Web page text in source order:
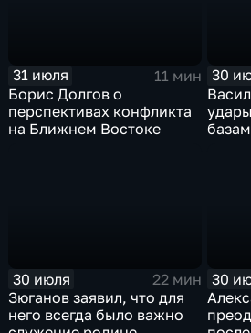
31 июля
11 мин
Борис Долгов о
перспективах конфликта
на Ближнем Востоке
30
30 июля
22 мин
Зюганов заявил, что для
него всегда было важно
30